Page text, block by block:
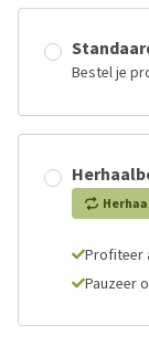
Bestel je
Profiteer
Pauzeer